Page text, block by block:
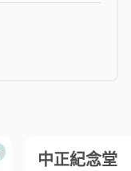
中正紀念堂